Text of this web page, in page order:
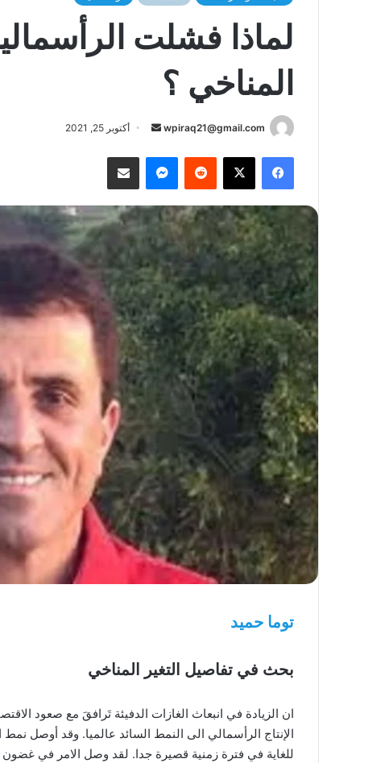
لماذا فشلت
المناخي ؟
wpiraq21@gmail.com
أرسل
إلكترونيا
أكتوبر 25, 2021
فيسبوك ‫X ماسنجر مشاركة عبر البريد
توما حميد
بحث في تفاصيل التغير المناخي
ان الزيادة في انبعاث الغازات الدفيئة تَرافقَ مع صعود
الإنتاج الرأسمالي الى النمط السائد عالميا. وقد أوصل